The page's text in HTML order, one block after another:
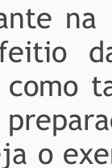
o